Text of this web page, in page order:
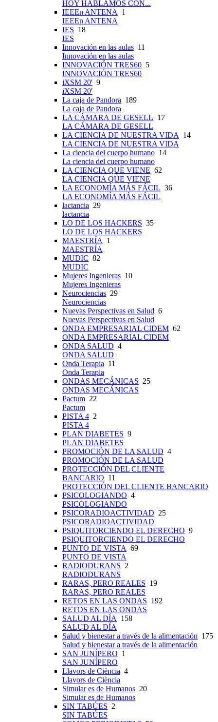
HOY HABLAMOS CON...
IEEEn ANTENA
1
IEEEn ANTENA
IES 18
IES
Innovación en las aulas 11
Innovación en las aulas
INNOVACIÓN TRES60 5
INNOVACIÓN TRES60
iXSM 20' 9
iXSM 20'
La caja de Pandora 189
La caja de Pandora
LA CÁMARA DE GESELL 17
LA CÁMARA DE GESELL
LA CIENCIA DE NUESTRA VIDA
14
LA CIENCIA DE NUESTRA VIDA
La ciencia del cuerpo humano 14
La ciencia del cuerpo humano
LA CIENCIA QUE VIENE 62
LA CIENCIA QUE VIENE
LA ECONOMÍA MÁS FÁCIL 36
LA ECONOMÍA MÁS FÁCIL
lactancia 29
lactancia
LO DE LOS HACKERS 35
LO DE LOS HACKERS
MAESTRÍA
1
MAESTRÍA
MUDIC 82
MUDIC
Mujeres Ingenieras 10
Mujeres Ingenieras
Neurociencias 29
Neurociencias
Nuevas Perspectivas en Salud 6
Nuevas Perspectivas en Salud
ONDA EMPRESARIAL CIDEM 62
ONDA EMPRESARIAL CIDEM
ONDA SALUD 4
ONDA SALUD
Onda Terapia 11
Onda Terapia
ONDAS MECÁNICAS 25
ONDAS MECÁNICAS
Pactum 22
Pactum
PISTA 4 2
PISTA 4
PLAN DIABETES 9
PLAN DIABETES
PROMOCIÓN DE LA SALUD 4
PROMOCIÓN DE LA SALUD
PROTECCIÓN DEL CLIENTE
BANCARIO 11
PROTECCIÓN DEL CLIENTE BANCARIO
PSICOLOGIANDO 4
PSICOLOGIANDO
PSICORADIOACTIVIDAD 25
PSICORADIOACTIVIDAD
PSIQUITORCIENDO EL DERECHO 9
PSIQUITORCIENDO EL DERECHO
PUNTO DE VISTA 69
PUNTO DE VISTA
RADIODURANS 2
RADIODURANS
RARAS, PERO REALES 19
RARAS, PERO REALES
RETOS EN LAS ONDAS 192
RETOS EN LAS ONDAS
SALUD AL DÍA
158
SALUD AL DÍA
Salud y bienestar a través de la alimentación 175
Salud y bienestar a través de la alimentación
SAN JUNÍPERO 1
SAN JUNÍPERO
Llavors de Ciència 4
Llavors de Ciència
Simular es de Humanos 20
Simular es de Humanos
SIN TABÚES 2
SIN TABÚES